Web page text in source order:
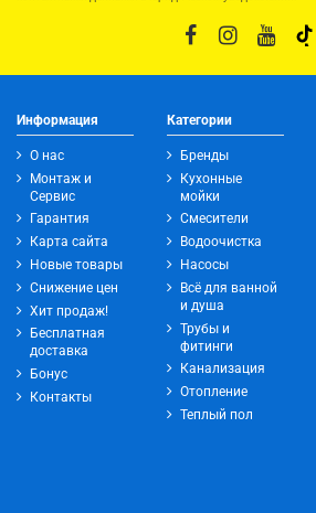
Информация
О нас
Монтаж и
Сервис
Гарантия
Карта сайта
Новые товары
Снижение цен
Хит продаж!
Бесплатная
доставка
Бонус
Контакты
Категории
Бренды
Кухонные
мойки
Смесители
Водоочистка
Насосы
Всё для ванной
и душа
Трубы и
фитинги
Канализация
Отопление
Теплый пол